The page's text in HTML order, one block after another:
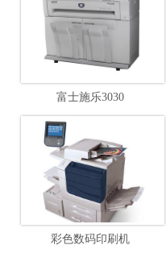
富士施乐3030
彩色数码印刷机